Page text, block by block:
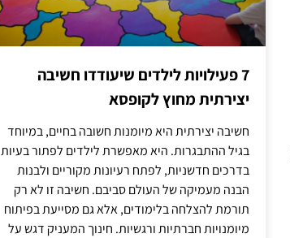
7 פעילויות לילדים שיעודדו חשיבה
יצירתית מחוץ לקופסא
חשיבה יצירתית היא מיומנות חשובה בחיים, במיוחד
בגיל ההתבגרות. היא מאפשרת לילדים לפתור בעיות
בדרכים חדשניות, לפתח רעיונות מקוריים ולבנות
הבנה מעמיקה של העולם סביבם. חשיבה זו לא רק
תורמת להצלחה בלימודים, אלא גם מסייעת בפיתוח
מיומנויות חברתיות ורגשיות. חינוך המעניק דגש על